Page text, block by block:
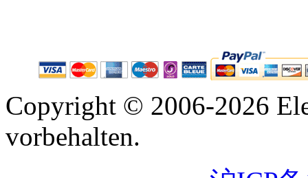
Copyright © 2006-2026
vorbehalten.